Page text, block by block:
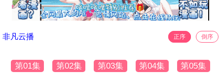
非凡云播 正序 倒序
第01集 第02集 第03集 第04集 第05集